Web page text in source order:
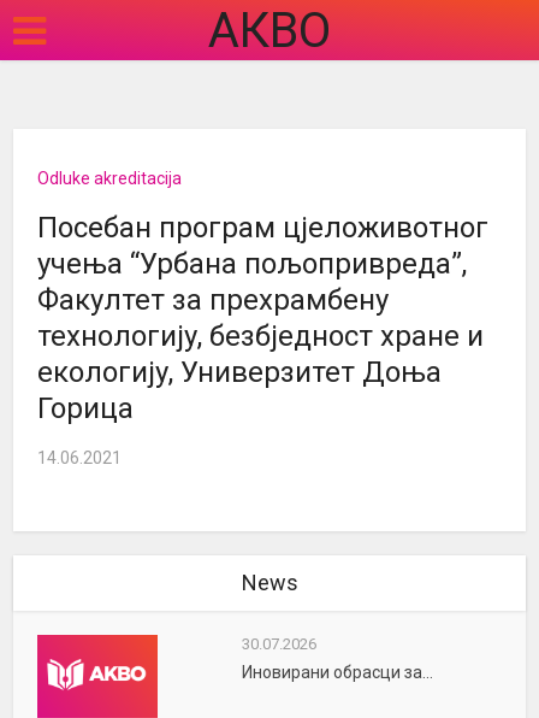
АКВО
Odluke akreditacija
Посебан програм цјеложивотног
учења “Урбана пољопривреда”,
Факултет за прехрамбену
технологију, безбједност хране и
екологију, Универзитет Доња
Горица
14.06.2021
News
30.07.2026
Иновирани обрасци за...